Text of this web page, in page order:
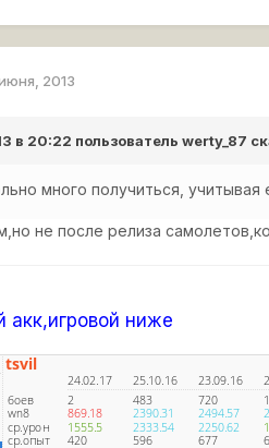
2013
в 20:22 пользовательwerty_87
много получиться,
не после релиза
ниже